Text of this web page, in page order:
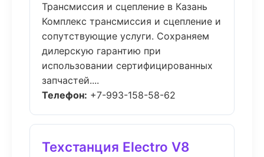
Трансмиссия и сцепление в Казань
Комплекс трансмиссия и сцепление и
сопутствующие услуги. Сохраняем
дилерскую гарантию при
использовании сертифицированных
запчастей....
Телефон: +7-993-158-58-62
Техстанция Electro V8